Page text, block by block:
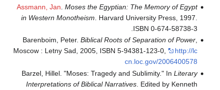
Assmann, Jan Moses the Egyptian: The Memory of Egypt
in Western Monotheism . Harvard University Press, 1997.
ISBN 0-674-58738-3.
Barenboim, Peter. Biblical Roots of Separation of Power,
Moscow : Letny Sad, 2005, ISBN 5-94381-123-0,
http://lc
cn.loc.gov/2006400578
Barzel, Hillel. "Moses: Tragedy and Sublimity." In Literary
Interpretations of Biblical Narratives. Edited by Kenneth